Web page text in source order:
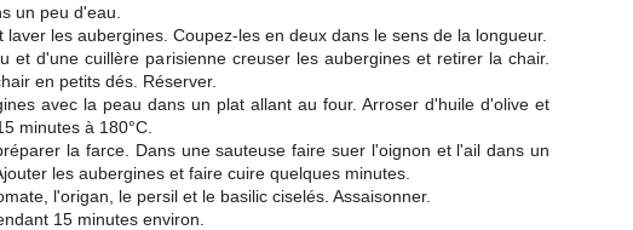
un peu d'eau.
laver les aubergines. Coupez-les en deux dans le sens de la longueur.
et d'une cuillère parisienne creuser les aubergines et retirer la chair.
en petits dés. Réserver.
avec la peau dans un plat allant au four. Arroser d'huile d'olive et
minutes à 180°C.
la farce. Dans une sauteuse faire suer l'oignon et l'ail dans un
les aubergines et faire cuire quelques minutes.
l'origan, le persil et le basilic ciselés. Assaisonner.
15 minutes environ.